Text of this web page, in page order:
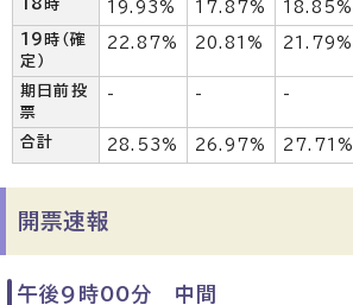
18時 19.93% 17.87% 18.85%
19時（確
定）
22.87% 20.81% 21.79%
期日前投
票
- - -
合計 28.53% 26.97% 27.71%
開票速報
午後9時00分 中間